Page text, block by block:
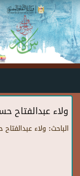
Skip to main content
ولاء عبدالفتاح
الباحث: ولاء